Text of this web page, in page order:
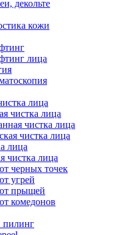
декольте
кожи
лица
лица
чистка лица
чистка лица
чистка лица
лица
чистка лица
черных точек
угрей
прыщей
комедонов